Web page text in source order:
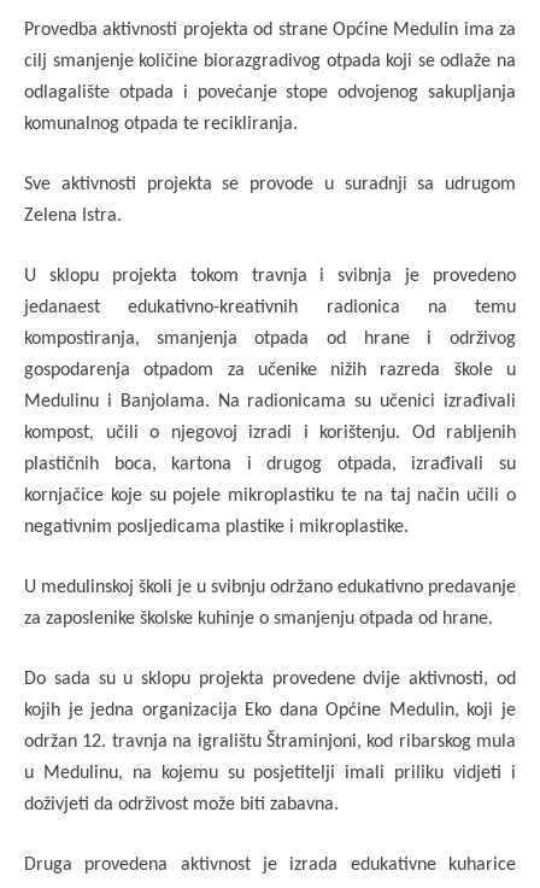
Provedba aktivnosti projekta od strane Općine Medulin ima za
cilj smanjenje količine biorazgradivog otpada koji se odlaže na
odlagalište otpada i povećanje stope odvojenog sakupljanja
komunalnog otpada te recikliranja.
Sve aktivnosti projekta se provode u suradnji sa udrugom
Zelena Istra.
U sklopu projekta tokom travnja i svibnja je provedeno
jedanaest edukativno-kreativnih radionica na temu
kompostiranja,
smanjenja otpada od hrane i održivog
gospodarenja otpadom za učenike nižih razreda škole u
Medulinu i Banjolama. Na radionicama su učenici izrađivali
kompost, učili o njegovoj izradi i korištenju. Od rabljenih
plastičnih boca, kartona i drugog otpada, izrađivali su
kornjačice koje su pojele mikroplastiku te na taj način učili o
negativnim posljedicama plastike i mikroplastike.
U medulinskoj školi je u svibnju održano edukativno predavanje
za zaposlenike školske kuhinje o smanjenju otpada od hrane.
Do sada su u sklopu projekta provedene dvije aktivnosti, od
kojih je jedna organizacija Eko dana Općine Medulin, koji je
održan 12. travnja na igralištu Štraminjoni, kod ribarskog mula
u Medulinu, na kojemu su posjetitelji imali priliku vidjeti i
doživjeti da održivost može biti zabavna.
Druga provedena aktivnost je izrada edukativne kuharice